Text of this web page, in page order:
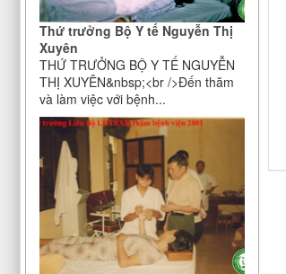
V/v bảo đảm nhân lực y tế trong
phòng, chống dịch COVID-19
Thứ trưởng Bộ Y tế Nguyễn Thị
Xuyên
THỨ TRƯỞNG BỘ Y TẾ NGUYỄN
THỊ XUYÊN&nbsp;<br />Đến thăm
và làm việc với bệnh...